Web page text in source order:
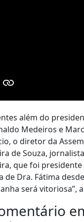
além do
Medeiros e
o diretor da
de Souza,
que foi presidente
de Dra. Fátima
será vitoriosa”,